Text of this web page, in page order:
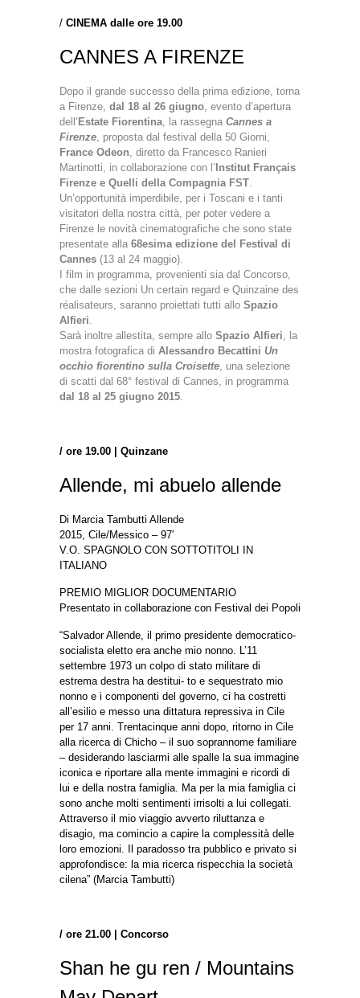
/ CINEMA dalle ore 19.00
CANNES A FIRENZE
Dopo il grande successo della prima edizione, torna
a Firenze, dal 18 al 26 giugno , evento d’apertura
dell’Estate Fiorentina , la rassegna Cannes a
Firenze , proposta dal festival della 50 Giorni,
France Odeon , diretto da Francesco Ranieri
Martinotti, in collaborazione con l’Institut Français
Firenze e Quelli della Compagnia FST
Un’opportunità imperdibile, per i Toscani e i tanti
visitatori della nostra città, per poter vedere a
Firenze le novità cinematografiche che sono state
presentate alla 68esima edizione del Festival di
Cannes (13 al 24 maggio).
I film in programma, provenienti sia dal Concorso,
che dalle sezioni Un certain regard e Quinzaine des
réalisateurs, saranno proiettati tutti allo Spazio
Alfieri
Sarà inoltre allestita, sempre allo Spazio Alfieri , la
mostra fotografica di Alessandro Becattini Un
occhio fiorentino sulla Croisette , una selezione
di scatti dal 68° festival di Cannes, in programma
dal 18 al 25 giugno 2015
/ ore 19.00 | Quinzane
Allende, mi abuelo allende
Di Marcia Tambutti Allende
2015, Cile/Messico – 97′
V.O. SPAGNOLO CON SOTTOTITOLI IN
ITALIANO
PREMIO MIGLIOR DOCUMENTARIO
Presentato in collaborazione con Festival dei Popoli
“Salvador Allende, il primo presidente democratico-
socialista eletto era anche mio nonno. L’11
settembre 1973 un colpo di stato militare di
estrema destra ha destitui- to e sequestrato mio
nonno e i componenti del governo, ci ha costretti
all’esilio e messo una dittatura repressiva in Cile
per 17 anni. Trentacinque anni dopo, ritorno in Cile
alla ricerca di Chicho – il suo soprannome familiare
– desiderando lasciarmi alle spalle la sua immagine
iconica e riportare alla mente immagini e ricordi di
lui e della nostra famiglia. Ma per la mia famiglia ci
sono anche molti sentimenti irrisolti a lui collegati.
Attraverso il mio viaggio avverto riluttanza e
disagio, ma comincio a capire la complessità delle
loro emozioni. Il paradosso tra pubblico e privato si
approfondisce: la mia ricerca rispecchia la società
cilena” (Marcia Tambutti)
/ ore 21.00 | Concorso
Shan he gu ren / Mountains